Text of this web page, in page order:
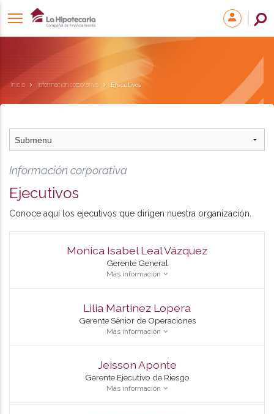
Inicio Información corporativa Ejecutivos
Información corporativa
Ejecutivos
Conoce aquí los ejecutivos que dirigen nuestra organización.
Monica Isabel Leal Vázquez
Gerente General
Más información
Lilia Martínez Lopera
Gerente Sénior de Operaciones
Más información
Jeisson Aponte
Gerente Ejecutivo de Riesgo
Más información